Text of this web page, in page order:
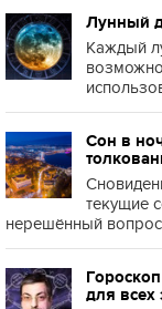
Лунный
Каждый
Сон в
текущие
нерешённый
для всех